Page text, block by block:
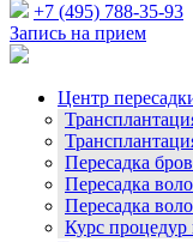
+7 (495) 788-35-93
Запись на прием
Центр
Пересадка
Пересадка
Пересадка
Курс